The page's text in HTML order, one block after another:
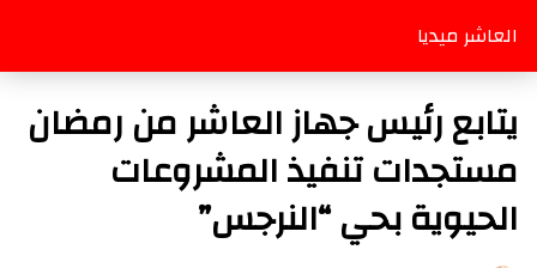
العاشر ميديا
يتابع رئيس جهاز العاشر من رمضان
مستجدات تنفيذ المشروعات
الحيوية بحي “النرجس”